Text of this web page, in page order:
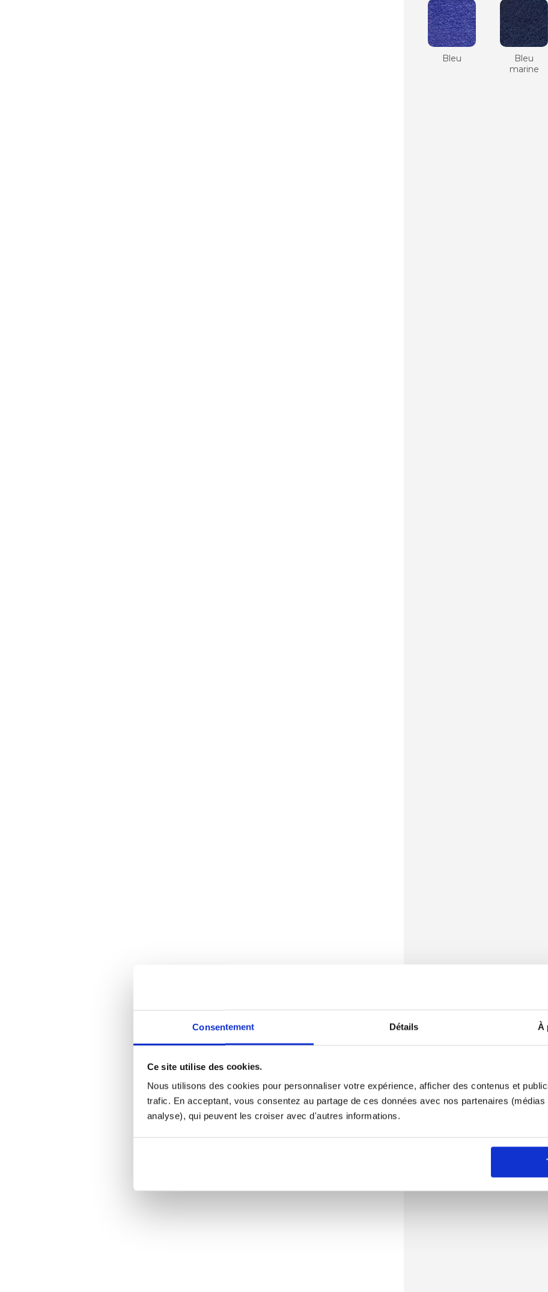
Consentement Détails À
Ce site utilise des cookies.
Nous utilisons des cookies pour personnaliser votre expérience, afficher des contenus et
trafic. En acceptant, vous consentez au partage de ces données avec nos partenaires
analyse), qui peuvent les croiser avec d'autres informations.
Bleu
Bleu
marine